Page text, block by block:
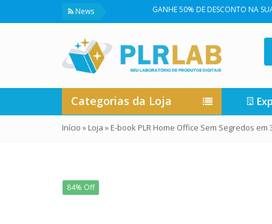
News GANHE 50% DE DESCONTO NA SUA
Categorias da Loja
Início »Loja » E-book PLR Home Office Sem Segredos em
84% Off